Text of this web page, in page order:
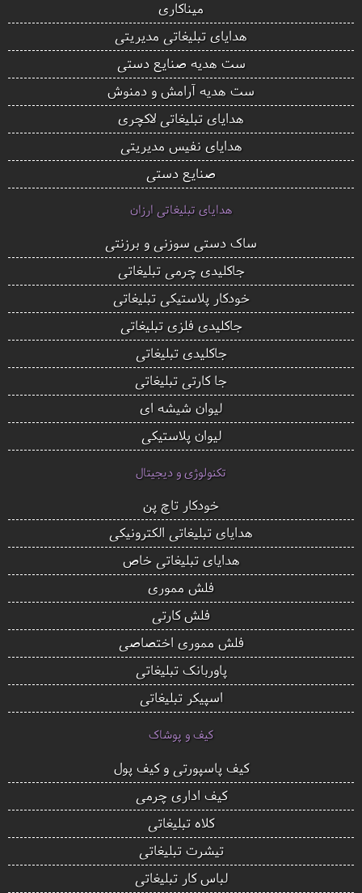
میناکاری
هدایای تبلیغاتی مدیریتی
ست هدیه صنایع دستی
ست هدیه آرامش و دمنوش
هدایای تبلیغاتی لاکچری
هدایای نفیس مدیریتی
صنایع دستی
هدایای تبلیغاتی ارزان
ساک دستی سوزنی و برزنتی
جاکلیدی چرمی تبلیغاتی
خودکار پلاستیکی تبلیغاتی
جاکلیدی فلزی تبلیغاتی
جاکلیدی تبلیغاتی
جا کارتی تبلیغاتی
لیوان شیشه ای
لیوان پلاستیکی
تکنولوژی و دیجیتال
خودکار تاچ پن
هدایای تبلیغاتی الکترونیکی
هدایای تبلیغاتی خاص
فلش مموری
فلش کارتی
فلش مموری اختصاصی
پاوربانک تبلیغاتی
اسپیکر تبلیغاتی
کیف و پوشاک
کیف پاسپورتی و کیف پول
کیف اداری چرمی
کلاه تبلیغاتی
تیشرت تبلیغاتی
لباس کار تبلیغاتی